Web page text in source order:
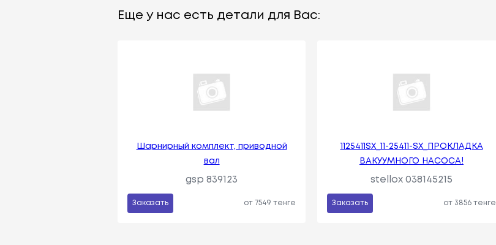
Еще у нас есть детали для Вас:
Шарнирный комплект, приводной
вал
gsp 839123
Заказать от 7549 тенге
1125411SX_11-25411-SX_ПРОКЛАДКА
ВАКУУМНОГО НАСОСА!
stellox 038145215
Заказать от 3856 тенге